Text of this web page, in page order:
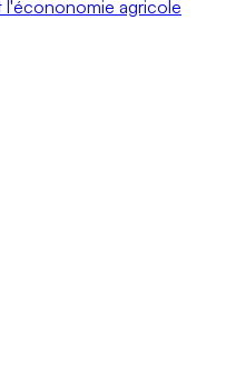
l'écononomie agricole